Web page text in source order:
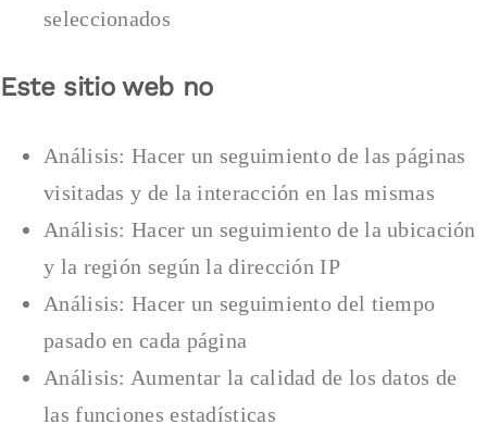
seleccionados
Este sitio web no
Análisis: Hacer un seguimiento de las páginas
visitadas y de la interacción en las mismas
Análisis: Hacer un seguimiento de la ubicación
y la región según la dirección IP
Análisis: Hacer un seguimiento del tiempo
pasado en cada página
Análisis: Aumentar la calidad de los datos de
las funciones estadísticas